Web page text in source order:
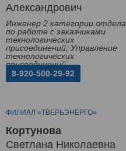
Александрович
Инженер 2 категории отдела
по работе с заказчиками
технологических
присоединений; Управление
технологических
присоединений
8-920-500-29-92
ФИЛИАЛ «ТВЕРЬЭНЕРГО»
Кортунова
Светлана Николаевна